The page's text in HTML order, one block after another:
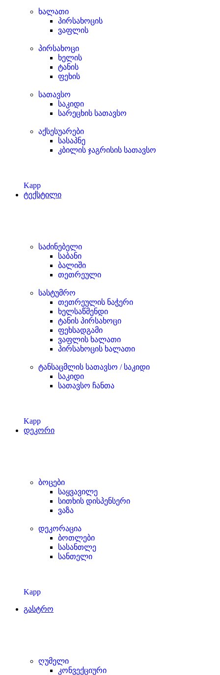
ხალათი
პირსახოცის
ვაფლის
პირსახოცი
ხელის
ტანის
ფეხის
სათავსო
საკიდი
სარეცხის სათავსო
აქსესუარები
სასაპნე
კბილის ჯაგრისის სათავსო
Kapp
ტექსტილი
საძინებელი
საბანი
ბალიში
თეთრეული
სასტუმრო
თეთრეულის ნაჭერი
ხელსაწმენდი
ტანის პირსახოცი
ფეხსადგამი
ვაფლის ხალათი
პირსახოცის ხალათი
ტანსაცმლის სათავსო / საკიდი
საკიდი
სათავსო ჩანთა
Kapp
დეკორი
ბოცები
საყვავილე
სითხის დისპენსერი
ვაზა
დეკორაცია
ბოთლები
სასანთლე
სანთელი
Kapp
გასტრო
ღუმელი
კონვექციური